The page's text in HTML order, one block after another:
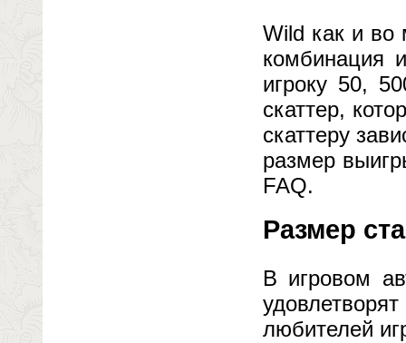
Wild как и во
комбинация
игроку 50,
скаттер,
скаттеру
размер
FAQ.
Размер
В игровом
любителей